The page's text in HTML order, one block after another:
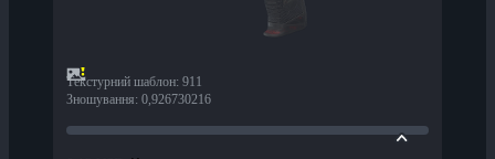
Текстурний шаблон: 911
Зношування: 0,926730216